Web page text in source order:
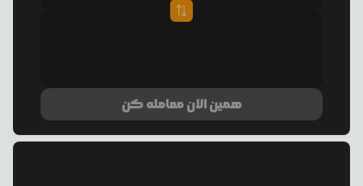
همین الان معامله کن